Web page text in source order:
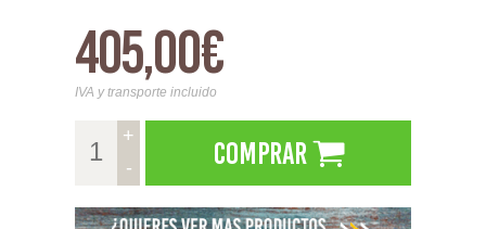
405,00€
IVA y transporte incluido
+
-
Comprar